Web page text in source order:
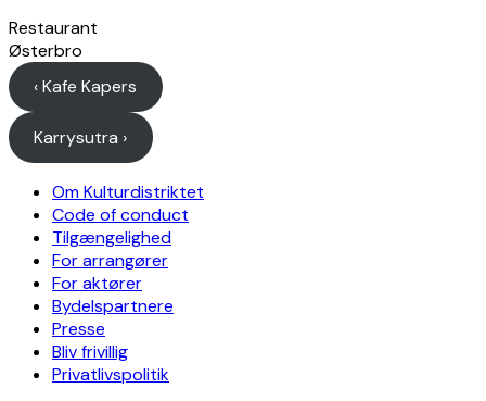
Restaurant
Østerbro
‹ Kafe Kapers
Karrysutra ›
Om Kulturdistriktet
Code of conduct
Tilgængelighed
For arrangører
For aktører
Bydelspartnere
Presse
Bliv frivillig
Privatlivspolitik